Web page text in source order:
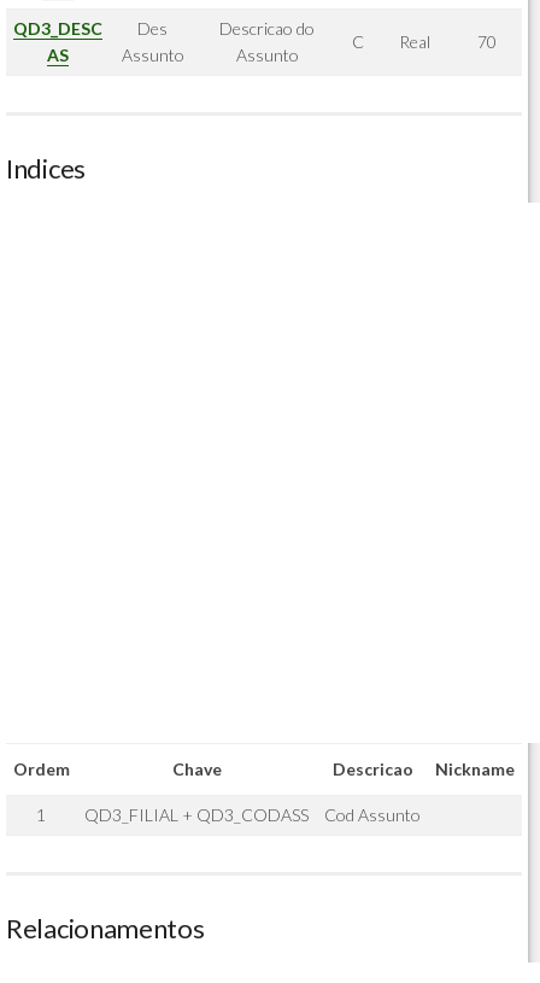
QD3_DESC
AS
Des
Assunto
Descricao do
Assunto
C Real 70
Indices
Ordem Chave Descricao Nickname
1 QD3_FILIAL + QD3_CODASS Cod Assunto
Relacionamentos